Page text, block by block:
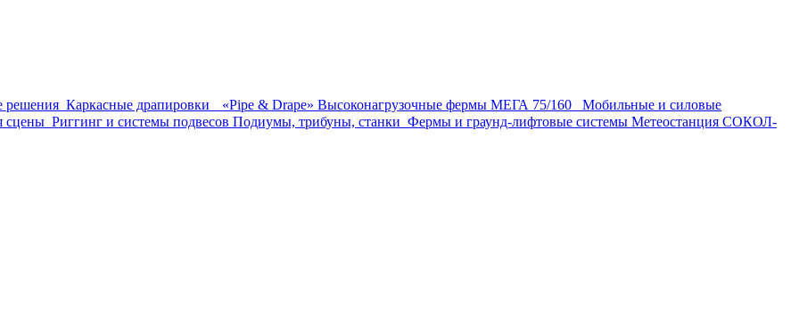
решения Каркасные драпировки «Pipe & Drape» Высоконагрузочные фермы МЕГА 75/160 Мобильные и силовые
сцены Риггинг и системы подвесов Подиумы, трибуны, станки Фермы и граунд-лифтовые системы Метеостанция СОКОЛ-